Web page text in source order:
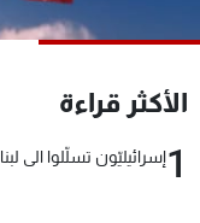
الأكثر قراءة
1إسرائيليّون تسلّلوا الى
جدول البرامج
شاهد البرامج
عن MTV
الإنـتـاج